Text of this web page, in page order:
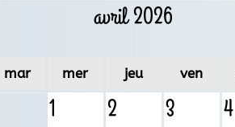
avril 2026
mar mer jeu ven
1 2 3 4